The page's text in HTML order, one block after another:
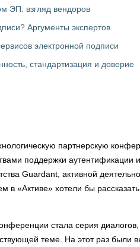
ЭП: взгляд вендоров
Аргументы экспертов
электронной подписи
стандартизация и доверие
партнерскую
поддержки аутентификации
Guardant, активной
в «Активе» хотели бы
стала серия
теме. На этот раз были